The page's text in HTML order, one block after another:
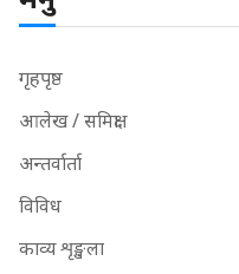
गृहपृष्ठ
आलेख / समिक्षा
अन्तर्वार्ता
विविध
काव्य शृङ्खला